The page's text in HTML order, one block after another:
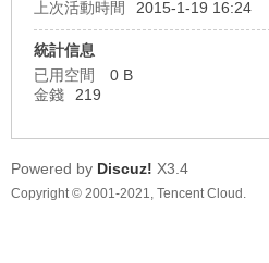
上次活動時間
2015-1-19 16:24
統計信息
已用空間
0 B
金錢
219
Powered by Discuz! X3.4
Copyright © 2001-2021, Tencent Cloud.